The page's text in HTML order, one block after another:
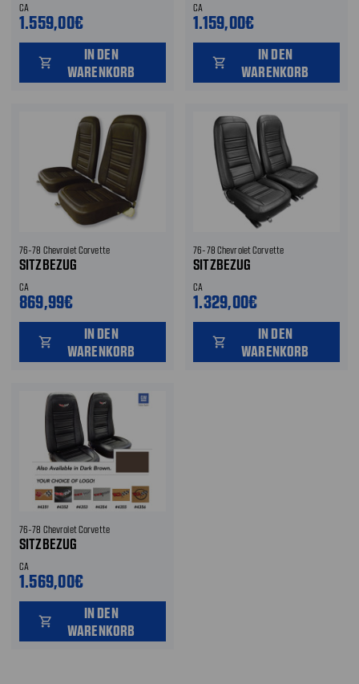
CA
1.559,00€
shopping_cart
IN DEN
WARENKORB
CA
1.159,00€
shopping_cart
IN DEN
WARENKORB
76-78 Chevrolet Corvette
SITZBEZUG
CA
869,99€
shopping_cart
IN DEN
WARENKORB
76-78 Chevrolet Corvette
SITZBEZUG
CA
1.329,00€
shopping_cart
IN DEN
WARENKORB
76-78 Chevrolet Corvette
SITZBEZUG
CA
1.569,00€
shopping_cart
IN DEN
WARENKORB